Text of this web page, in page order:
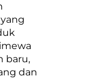
baru,
dan